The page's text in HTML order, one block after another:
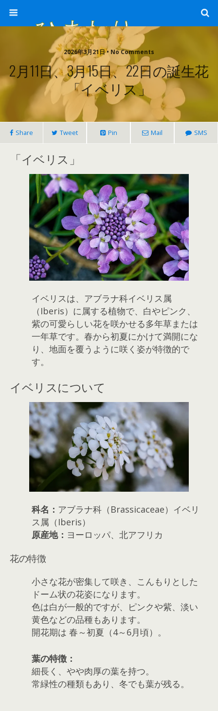
ひまわり畑 sunflower-field
2026年3月21日 • No Comments
2月11日、3月15日、22日の誕生花
「イベリス」
Share Tweet Pin Mail SMS
「イベリス」
イベリスは、アブラナ科イベリス属
（Iberis）に属する植物で、白やピンク、
紫の可愛らしい花を咲かせる多年草または
一年草です。春から初夏にかけて満開にな
り、地面を覆うように咲く姿が特徴的で
す。
イベリスについて
科名： アブラナ科（Brassicaceae）イベリ
ス属（Iberis）
原産地： ヨーロッパ、北アフリカ
花の特徴
小さな花が密集して咲き、こんもりとした
ドーム状の花姿になります。
色は白が一般的ですが、ピンクや紫、淡い
黄色などの品種もあります。
開花期は 春～初夏（4～6月頃）。
葉の特徴：
細長く、やや肉厚の葉を持つ。
常緑性の種類もあり、冬でも葉が残る。